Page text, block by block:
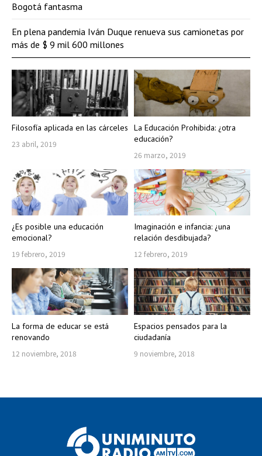
Filosofía aplicada en las cárceles
23 abril, 2019
La Educación Prohibida: ¿otra
educación?
26 marzo, 2019
¿Es posible una educación
emocional?
19 febrero, 2019
Imaginación e infancia: ¿una
relación desdibujada?
12 febrero, 2019
La forma de educar se está
renovando
12 noviembre, 2018
Espacios pensados para la
ciudadanía
9 noviembre, 2018
Bogotá fantasma
En plena pandemia Iván Duque renueva sus camionetas por
más de $ 9 mil 600 millones